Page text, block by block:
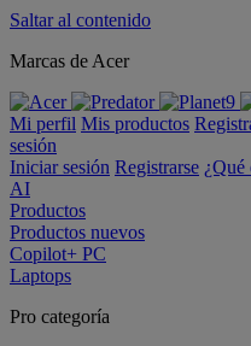
Saltar al contenido
Marcas de Acer
Mi perfil Mis productos
sesión
Iniciar sesión Registrarse ¿Qué
AI
Productos
Productos nuevos
Copilot+ PC
Laptops
Pro categoría